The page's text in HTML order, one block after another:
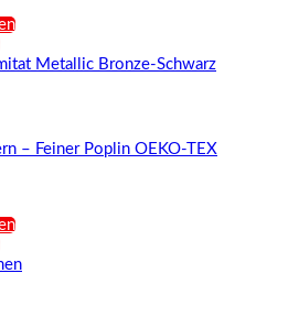
Metallic Bronze-Schwarz